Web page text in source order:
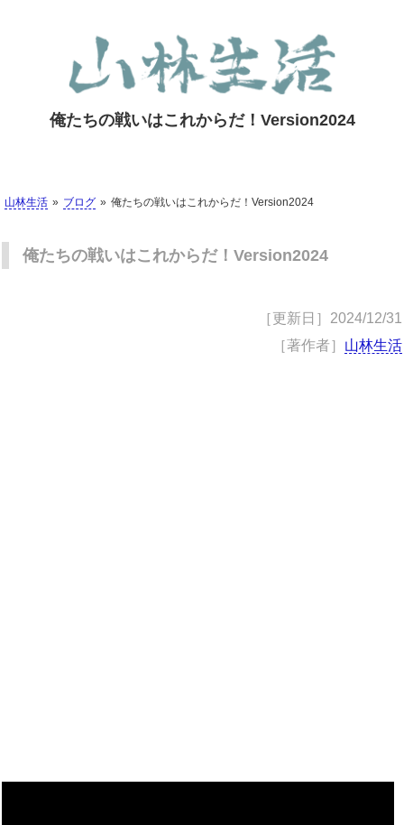
俺たちの戦いはこれからだ！Version2024
山林生活 ブログ 俺たちの戦いはこれからだ！Version2024
俺たちの戦いはこれからだ！Version2024
［更新日］ 2024/12/31
［著作者］ 山林生活